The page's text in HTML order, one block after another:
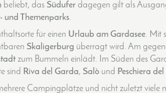
beliebt, das Südufer dagegen gilt als
und Themenparks.
für einen Urlaub am Gardasee. Mit
Skaligerburg überragt wird. Am
zum Bummeln einlädt. Im Süden des
sind Riva del Garda, Salò und Peschiera
Campingplätze und nicht zuletzt viele